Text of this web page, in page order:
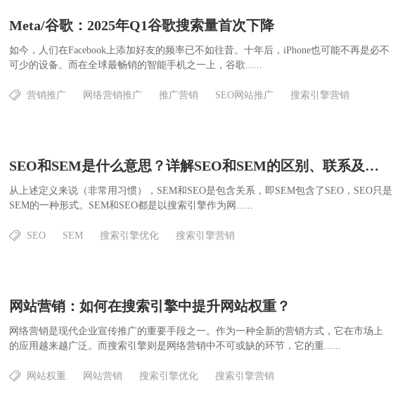
Meta/谷歌：2025年Q1谷歌搜索量首次下降
如今，人们在Facebook上添加好友的频率已不如往昔。十年后，iPhone也可能不再是必不
可少的设备。而在全球最畅销的智能手机之一上，谷歌......
营销推广 网络营销推广 推广营销 SEO网站推广 搜索引擎营销
SEO和SEM是什么意思？详解SEO和SEM的区别、联系及如何选择
从上述定义来说（非常用习惯），SEM和SEO是包含关系，即SEM包含了SEO，SEO只是
SEM的一种形式。SEM和SEO都是以搜索引擎作为网......
SEO SEM 搜索引擎优化 搜索引擎营销
网站营销：如何在搜索引擎中提升网站权重？
网络营销是现代企业宣传推广的重要手段之一。作为一种全新的营销方式，它在市场上
的应用越来越广泛。而搜索引擎则是网络营销中不可或缺的环节，它的重......
网站权重 网站营销 搜索引擎优化 搜索引擎营销